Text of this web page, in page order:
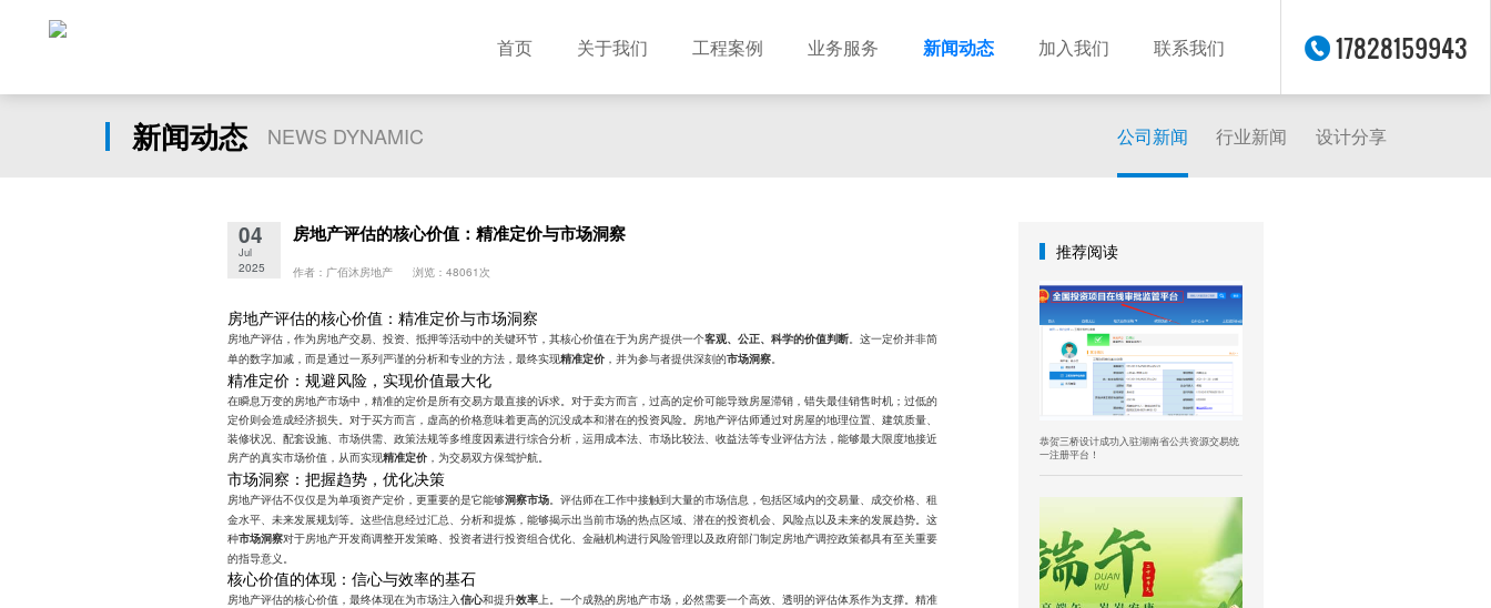
首页 关于我们 工程案例 业务服务 新闻动态 加入我们 联系我们 17828159943
新闻动态 NEWS DYNAMIC 公司新闻 行业新闻 设计分享
04
Jul
2025
房地产评估的核心价值：精准定价与市场洞察
作者：广佰沐房地产 浏览：48061次
房地产评估的核心价值：精准定价与市场洞察
房地产评估，作为房地产交易、投资、抵押等活动中的关键环节，其核心价值在于为房产提供一个客观、公正、科学的价值判断 。这一定价并非简
单的数字加减，而是通过一系列严谨的分析和专业的方法，最终实现精准定价 ，并为参与者提供深刻的市场洞察
精准定价：规避风险，实现价值最大化
在瞬息万变的房地产市场中，精准的定价是所有交易方最直接的诉求。对于卖方而言，过高的定价可能导致房屋滞销，错失最佳销售时机；过低的
定价则会造成经济损失。对于买方而言，虚高的价格意味着更高的沉没成本和潜在的投资风险。房地产评估师通过对房屋的地理位置、建筑质量、
装修状况、配套设施、市场供需、政策法规等多维度因素进行综合分析，运用成本法、市场比较法、收益法等专业评估方法，能够最大限度地接近
房产的真实市场价值，从而实现精准定价 ，为交易双方保驾护航。
市场洞察：把握趋势，优化决策
房地产评估不仅仅是为单项资产定价，更重要的是它能够洞察市场 。评估师在工作中接触到大量的市场信息，包括区域内的交易量、成交价格、租
金水平、未来发展规划等。这些信息经过汇总、分析和提炼，能够揭示出当前市场的热点区域、潜在的投资机会、风险点以及未来的发展趋势。这
种市场洞察对于房地产开发商调整开发策略、投资者进行投资组合优化、金融机构进行风险管理以及政府部门制定房地产调控政策都具有至关重要
的指导意义。
核心价值的体现：信心与效率的基石
房地产评估的核心价值，最终体现在为市场注入信心和提升效率 上。一个成熟的房地产市场，必然需要一个高效、透明的评估体系作为支撑。精准
推荐阅读
恭贺三桥设计成功入驻湖南省公共资源交易统
一注册平台！